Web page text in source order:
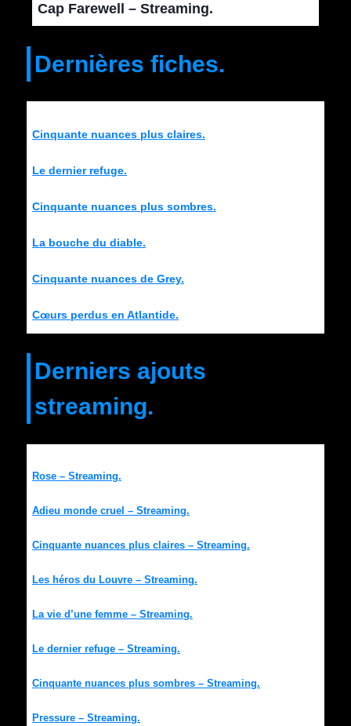
Cap Farewell – Streaming.
Dernières fiches.
Cinquante nuances plus claires.
Le dernier refuge.
Cinquante nuances plus sombres.
La bouche du diable.
Cinquante nuances de Grey.
Cœurs perdus en Atlantide.
Derniers ajouts
streaming.
Rose – Streaming.
Adieu monde cruel – Streaming.
Cinquante nuances plus claires – Streaming.
Les héros du Louvre – Streaming.
La vie d’une femme – Streaming.
Le dernier refuge – Streaming.
Cinquante nuances plus sombres – Streaming.
Pressure – Streaming.